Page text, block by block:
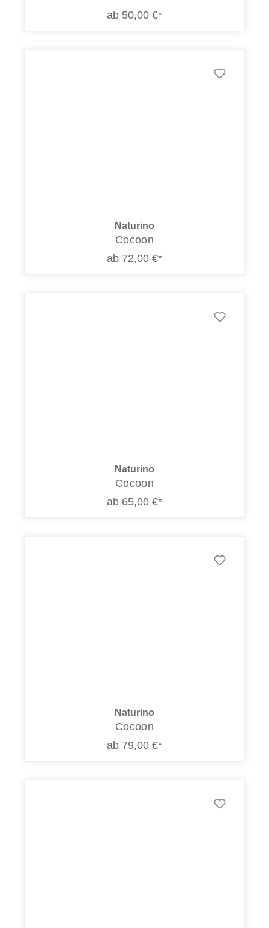
ab 50,00 €*
Naturino
Cocoon
ab 72,00 €*
Naturino
Cocoon
ab 65,00 €*
Naturino
Cocoon
ab 79,00 €*